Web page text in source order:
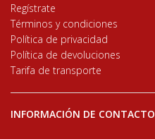
Regístrate
Términos y condiciones
Política de privacidad
Política de devoluciones
Tarifa de transporte
INFORMACIÓN DE CONTACTO